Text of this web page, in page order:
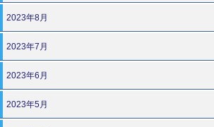
2023年8月
2023年7月
2023年6月
2023年5月